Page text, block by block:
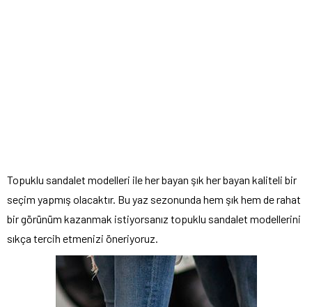
Topuklu sandalet modelleri ile her bayan şık her bayan kaliteli bir
seçim yapmış olacaktır. Bu yaz sezonunda hem şık hem de rahat
bir görünüm kazanmak istiyorsanız topuklu sandalet modellerini
sıkça tercih etmenizi öneriyoruz.